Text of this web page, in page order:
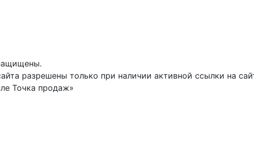
разрешены только при наличии активной ссылки на
Точка продаж»